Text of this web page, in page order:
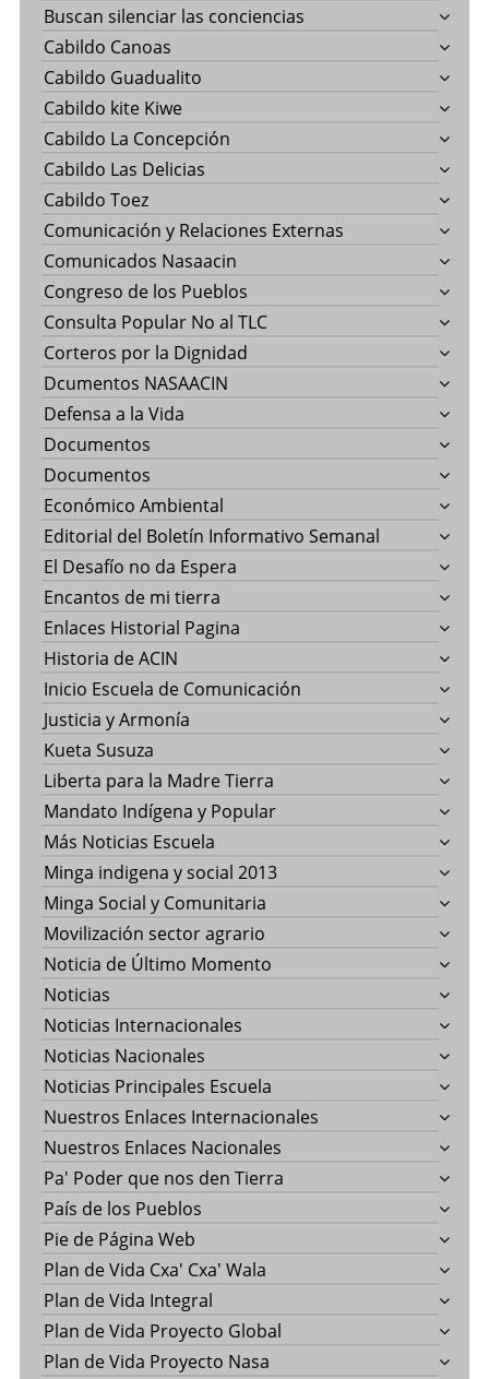
Buscan silenciar las conciencias
Cabildo Canoas
Cabildo Guadualito
Cabildo kite Kiwe
Cabildo La Concepción
Cabildo Las Delicias
Cabildo Toez
Comunicación y Relaciones Externas
Comunicados Nasaacin
Congreso de los Pueblos
Consulta Popular No al TLC
Corteros por la Dignidad
Dcumentos NASAACIN
Defensa a la Vida
Documentos
Documentos
Económico Ambiental
Editorial del Boletín Informativo Semanal
El Desafío no da Espera
Encantos de mi tierra
Enlaces Historial Pagina
Historia de ACIN
Inicio Escuela de Comunicación
Justicia y Armonía
Kueta Susuza
Liberta para la Madre Tierra
Mandato Indígena y Popular
Más Noticias Escuela
Minga indigena y social 2013
Minga Social y Comunitaria
Movilización sector agrario
Noticia de Último Momento
Noticias
Noticias Internacionales
Noticias Nacionales
Noticias Principales Escuela
Nuestros Enlaces Internacionales
Nuestros Enlaces Nacionales
Pa' Poder que nos den Tierra
País de los Pueblos
Pie de Página Web
Plan de Vida Cxa' Cxa' Wala
Plan de Vida Integral
Plan de Vida Proyecto Global
Plan de Vida Proyecto Nasa